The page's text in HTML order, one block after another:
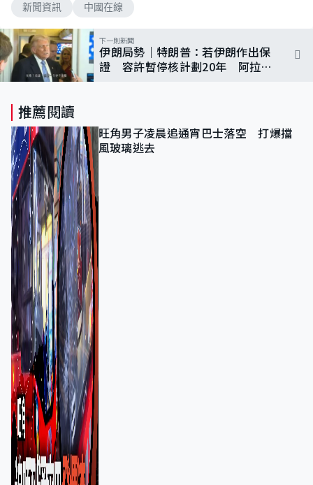
新聞資訊 中國在線
下一則新聞
伊朗局勢｜特朗普：若伊朗作出保
證 容許暫停核計劃20年 阿拉格
推薦閱讀
旺角男子凌晨追通宵巴士落空 打爆擋
風玻璃逃去